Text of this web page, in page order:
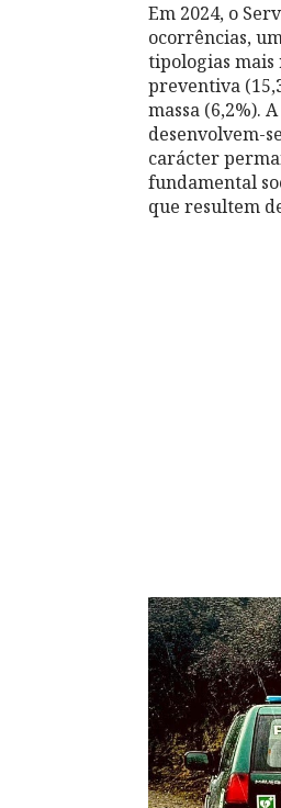
Em 2024, o
ocorrências,
tipologias
preventiva
massa (6,2%).
desenvolvem-
carácter
fundamental
que resultem